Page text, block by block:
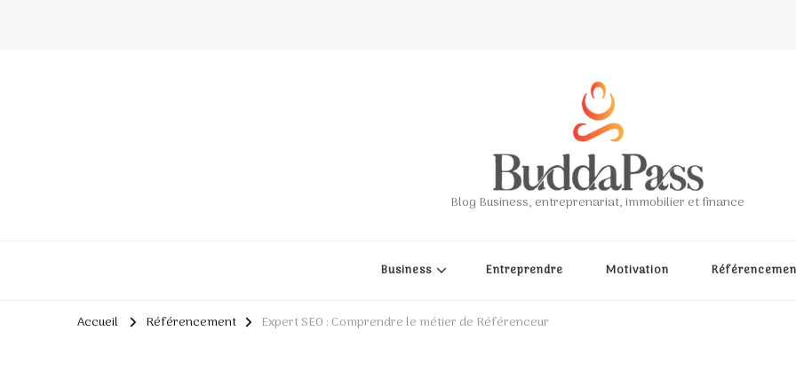
Blog Business, entreprenariat, immobilier et finance
Business Entreprendre Motivation
Accueil Référencement Expert SEO : Comprendre le métier de Référenceur